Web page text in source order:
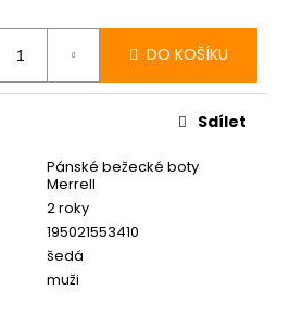
DO KOŠÍKU
Pánské bežecké boty
Merrell
2 roky
195021553410
šedá
muži
Sdílet